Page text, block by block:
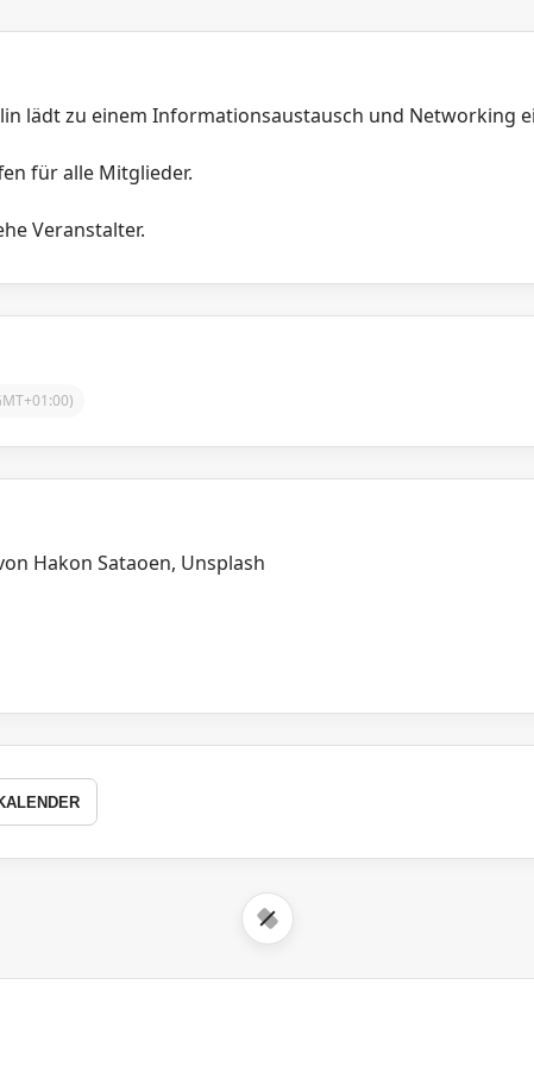
lädt zu einem Informationsaustausch und Networking
für alle Mitglieder.
Veranstalter.